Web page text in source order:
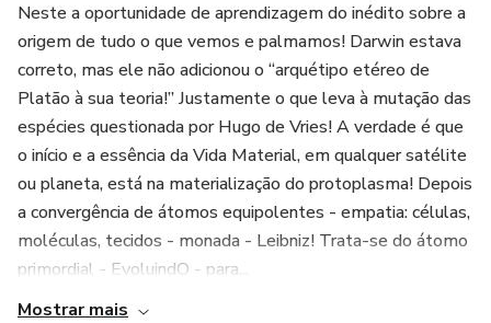
Neste a oportunidade de aprendizagem do inédito sobre a
origem de tudo o que vemos e palmamos! Darwin estava
correto, mas ele não adicionou o “arquétipo etéreo de
Platão à sua teoria!” Justamente o que leva à mutação das
espécies questionada por Hugo de Vries! A verdade é que
o início e a essência da Vida Material, em qualquer satélite
ou planeta, está na materialização do protoplasma! Depois
a convergência de átomos equipolentes - empatia: células,
moléculas, tecidos - monada - Leibniz! Trata-se do átomo
primordial - EvoluindO - para...
Mostrar mais